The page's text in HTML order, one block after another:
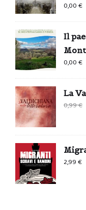
0,00€
Il
0,00€
La
0,99€
2,99€